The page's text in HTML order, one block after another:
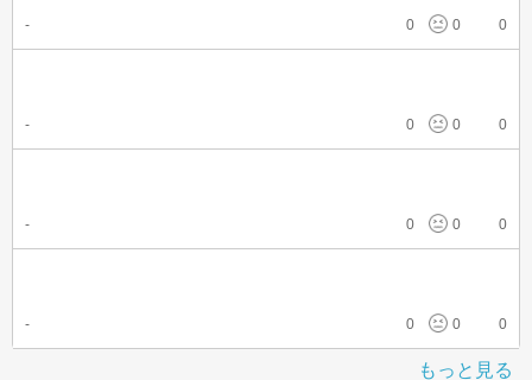
- 0 0 0
- 0 0 0
- 0 0 0
- 0 0 0
もっと見る